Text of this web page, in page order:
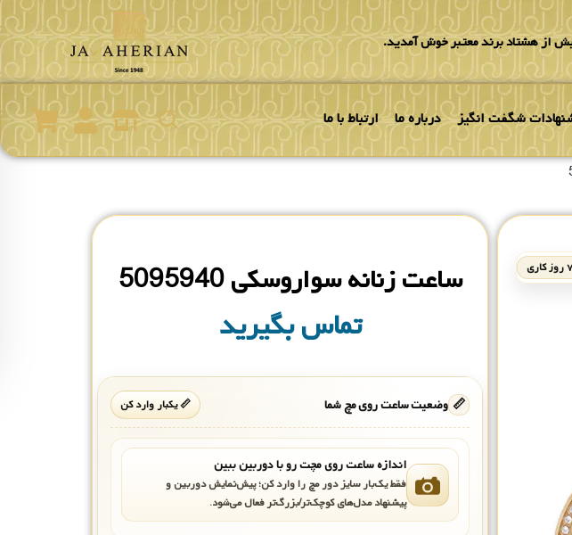
از هشتاد برند معتبر خوش آمدید.
شگفت انگیز درباره ما ارتباط با ما
ساعت زنانه سواروسکی 5095940
تماس بگیرید
📏 وضعیت ساعت روی مچ شما 📏 یکبار وارد کن
اندازه ساعت روی مچت رو با دوربین ببین
فقط یک‌بار سایز دور مچ را وارد کن؛ پیش‌نمایش دوربین و
پیشنهاد مدل‌های کوچک‌تر/بزرگ‌تر فعال می‌شود.